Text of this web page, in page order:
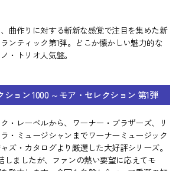
曲作りに対する斬新な感覚で注目を集めた新
ンティック第1弾。どこか懐かしい魅力的な
・トリオ人気盤。
ション 1000 ～モア・セレクション 第1弾
・レーベルから、ワーナー・ブラザーズ、リ
・ミュージシャンまでワーナーミュージック
ズ・カタログより厳選した大好評シリーズ。
しましたが、ファンの熱い要望に応えてモ